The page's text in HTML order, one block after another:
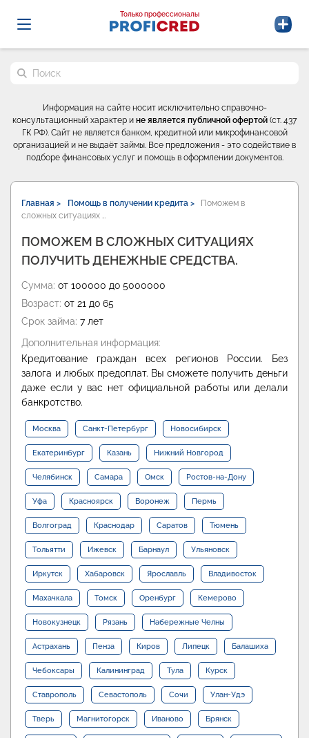
Probrokery - Только профессионалы
Только профессионалы
Поиск по сайту
Информация на сайте носит исключительно справочно-
консультационный характер и не является публичной офертой (ст. 437
ГК РФ). Сайт не является банком, кредитной или микрофинансовой
организацией и не выдаёт займы. Все предложения - это содействие в
подборе финансовых услуг и помощь в оформлении документов.
Главная > Помощь в получении кредита >
Поможем в
сложных ситуациях …
ПОМОЖЕМ В СЛОЖНЫХ СИТУАЦИЯХ
ПОЛУЧИТЬ ДЕНЕЖНЫЕ СРЕДСТВА.
Сумма: от 100000 до 5000000
Возраст: от 21 до 65
Срок займа: 7 лет
Дополнительная информация:
Кредитование граждан всех регионов России. Без
залога и любых предоплат. Вы сможете получить деньги
даже если у вас нет официальной работы или делали
банкротство.
Москва Санкт-Петербург Новосибирск
Екатеринбург Казань Нижний Новгород
Челябинск Самара Омск Ростов-на-Дону
Уфа Красноярск Воронеж Пермь
Волгоград Краснодар Саратов Тюмень
Тольятти Ижевск Барнаул Ульяновск
Иркутск Хабаровск Ярославль Владивосток
Махачкала Томск Оренбург Кемерово
Новокузнецк Рязань Набережные Челны
Астрахань Пенза Киров Липецк Балашиха
Чебоксары Калининград Тула Курск
Ставрополь Севастополь Сочи Улан-Удэ
Тверь Магнитогорск Иваново Брянск